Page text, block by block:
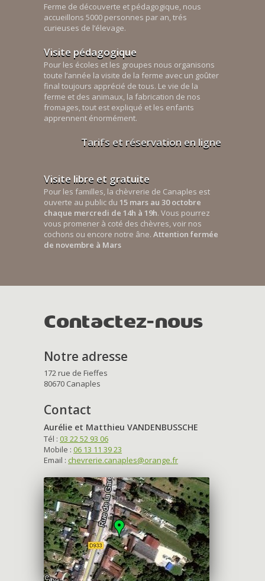
Ferme de découverte et pédagogique, nous
accueillons 5000 personnes par an, trés
curieuses de l’élevage.
Visite pédagogique
Pour les écoles et les groupes nous organisons
toute l’année la visite de la ferme avec un goûter
final toujours apprécié de tous. Le vie de la
ferme et des animaux, la fabrication de nos
fromages, tout est expliqué et les enfants
apprennent énormément.
Tarifs et réservation en ligne
Visite libre et gratuite
Pour les familles, la chèvrerie de Canaples est
ouverte au public du 15 mars au 30 octobre
chaque mercredi de 14h à 19h. Vous pourrez
vous promener à coté des chèvres, voir nos
cochons ou encore notre âne. Attention fermée
de novembre à Mars
Contactez-nous
Notre adresse
172 rue de Fieffes
80670 Canaples
Contact
Aurélie et Matthieu VANDENBUSSCHE
Tél : 03 22 52 93 06
Mobile : 06 13 11 39 23
Email : chevrerie.canaples@orange.fr